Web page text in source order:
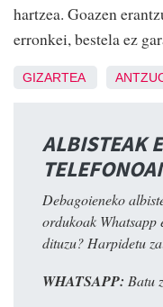
hartzea. Goazen
erronkei, bestela ez
GIZARTEA
ALBISTEAK
Debagoieneko
ordukoak Whatsapp
dituzu? Harpidetu
WHATSAPP: Batu